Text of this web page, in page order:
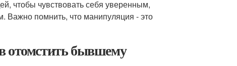
чтобы чувствовать себя уверенным,
Важно помнить, что манипуляция - это
отомстить бывшему